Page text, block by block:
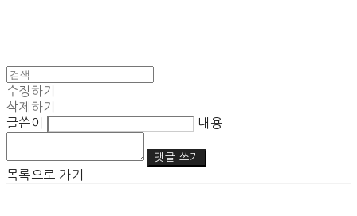
수정하기
삭제하기
글쓴이
내용
댓글 쓰기
목록으로 가기